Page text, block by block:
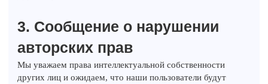
3. Сообщение о нарушении
авторских прав
Мы уважаем права интеллектуальной собственности
других лиц и ожидаем, что наши пользователи будут